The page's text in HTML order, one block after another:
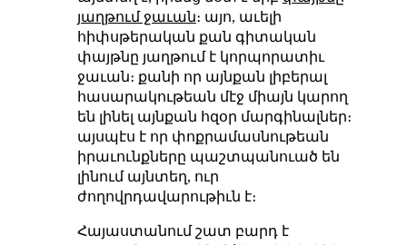
յաղթում ջաւան։ այո, աւելի
հիփսթերական քան գիտական
փայթնը յաղթում է կորպորատիւ
ջաւան։ քանի որ այնքան լիբերալ
հասարակութեան մէջ միայն կարող
են լինել այնքան հզօր մարգինալներ։
այսպէս է որ փոքրամասնութեան
իրաւունքները պաշտպանուած են
լինում այնտեղ, ուր
ժողովրդավարութիւն է։
Հայաստանում շատ բարդ է